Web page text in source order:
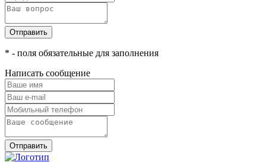
Отправить
* - поля обязательные для заполнения
Написать сообщение
Отправить